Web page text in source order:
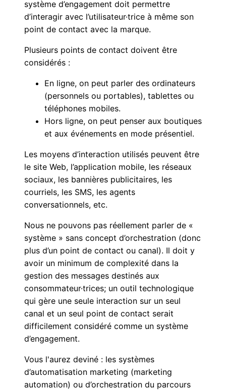
système d’engagement doit permettre
d’interagir avec l’utilisateur·trice à même son
point de contact avec la marque.
Plusieurs points de contact doivent être
considérés :
En ligne, on peut parler des ordinateurs
(personnels ou portables), tablettes ou
téléphones mobiles.
Hors ligne, on peut penser aux boutiques
et aux événements en mode présentiel.
Les moyens d’interaction utilisés peuvent être
le site Web, l’application mobile, les réseaux
sociaux, les bannières publicitaires, les
courriels, les SMS, les agents
conversationnels, etc.
Nous ne pouvons pas réellement parler de «
système » sans concept d’orchestration (donc
plus d’un point de contact ou canal). Il doit y
avoir un minimum de complexité dans la
gestion des messages destinés aux
consommateur·trices; un outil technologique
qui gère une seule interaction sur un seul
canal et un seul point de contact serait
difficilement considéré comme un système
d’engagement.
Vous l'aurez deviné : les systèmes
d’automatisation marketing (marketing
automation) ou d’orchestration du parcours